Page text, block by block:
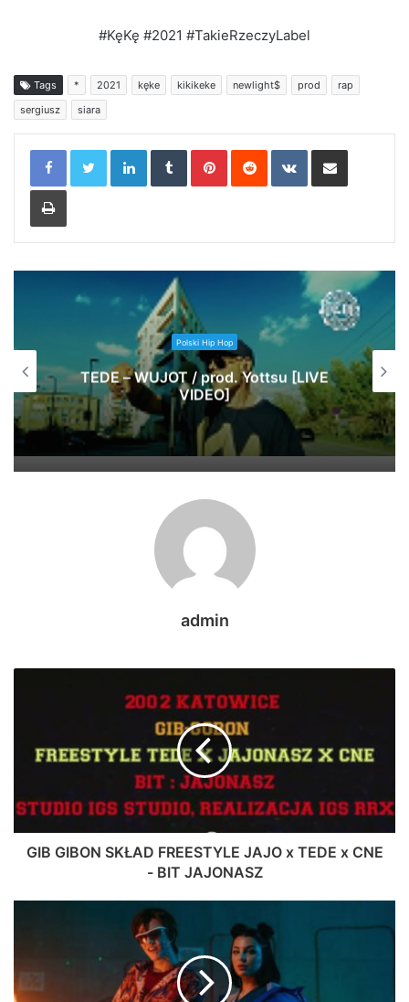
#KęKę #2021 #TakieRzeczyLabel
Tags * 2021 kęke kikikeke newlight$ prod
rap
sergiusz
siara
LinkedInTumblrPinterestReddit VKontakteShare via Email
Print
Polski Hip Hop
Jak Pawbeats wspomina początki w
branży? | 20 lat Step Records
admin
GIB GIBON SKŁAD FREESTYLE JAJO x TEDE x CNE
- BIT JAJONASZ